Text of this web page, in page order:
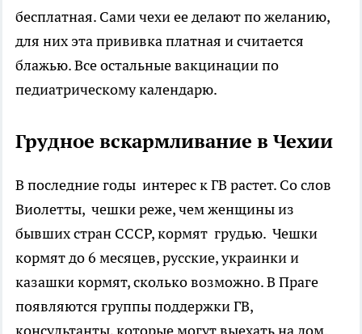
бесплатная. Сами чехи ее делают по желанию,
для них эта прививка платная и считается
блажью. Все остальные вакцинации по
педиатрическому календарю.
Грудное вскармливание в Чехии
В последние годы интерес к ГВ растет. Со слов
Виолетты, чешки реже, чем женщины из
бывших стран СССР, кормят грудью. Чешки
кормят до 6 месяцев, русские, украинки и
казашки кормят, сколько возможно. В Праге
появляются группы поддержки ГВ,